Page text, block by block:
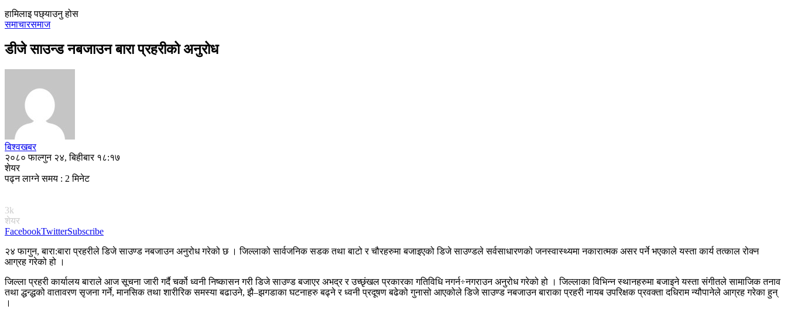
हामिलाइ पछ्याउनु होस
समाचारसमाज
डीजे साउन्ड नबजाउन बारा प्रहरीको अनुरोध
बिश्वखबर
२०८० फाल्गुन २४, बिहीबार १८:१७
शेयर
पढ्न लाग्ने समय : 2 मिनेट
3k
शेयर
FacebookTwitterSubscribe
२४ फागुन, बारा:बारा प्रहरीले डिजे साउण्ड नबजाउन अनुरोध गरेको छ । जिल्लाको सार्वजनिक सडक तथा बाटो र चौरहरुमा बजाइएको डिजे साउण्डले सर्वसाधारणको जनस्वास्थ्यमा नकारात्मक असर पर्ने भएकाले यस्ता कार्य तत्काल रोक्न
आग्रह गरेको हो ।
जिल्ला प्रहरी कार्यालय बाराले आज सूचना जारी गर्दै चर्को ध्वनी निष्कासन गरी डिजे साउण्ड बजाएर अभद्र र उच्छृंखल प्रकारका गतिविधि नगर्न÷नगराउन अनुरोध गरेको हो । जिल्लाका विभिन्न स्थानहरुमा बजाइने यस्ता संगीतले सामाजिक तनाव
तथा द्धन्द्धको वातावरण सृजना गर्ने, मानसिक तथा शारीरिक समस्या बढाउने, झै–झगडाका घटनाहरु बढ्ने र ध्वनी प्रदूषण बढेको गुनासो आएकोले डिजे साउण्ड नबजाउन बाराका प्रहरी नायब उपरिक्षक प्रवक्ता दधिराम न्यौपानेले आग्रह गरेका हुन्
।